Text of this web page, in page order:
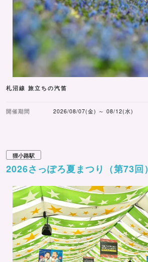
札沼線 旅立ちの汽笛
開催期間 2026/08/07(金) ～ 08/12(水)
狸小路駅
2026さっぽろ夏まつり（第73回）